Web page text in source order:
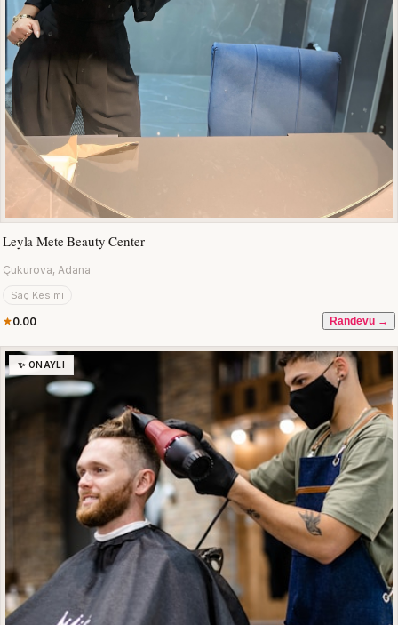
Leyla Mete Beauty Center
Çukurova, Adana
Saç Kesimi
0.00 Randevu →
✨ ONAYLI